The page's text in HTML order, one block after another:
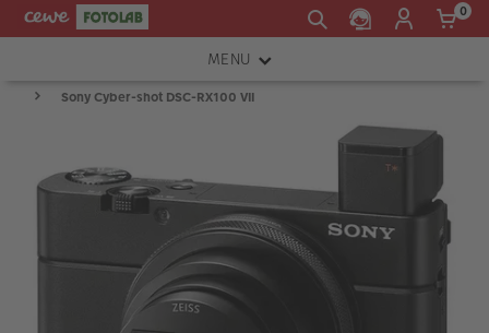
0
MENU
FOTOAPARÁTY
ATELIÉR
TISKÁRNY A SKENERY
Sony Cyber-shot DSC-RX100 VII